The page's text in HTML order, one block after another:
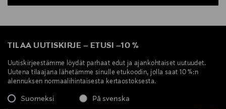
TILAA UUTISKIRJE – ETUSI –10 %
Uutiskirjeestämme löydät parhaat edut ja ajankohtaiset uutuudet.
Uutena tilaajana lähetämme sinulle etukoodin, jolla saat 10 %:n
alennuksen normaalihintaisesta kertaostoksesta.
Suomeksi På svenska